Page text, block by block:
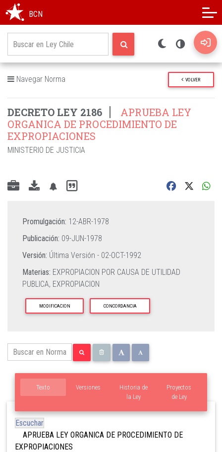
BCN
Navegar Norma VOLVER
DECRETO LEY 2186
APRUEBA LEY
ORGANICA DE PROCEDIMIENTO DE
EXPROPIACIONES
MINISTERIO DE JUSTICIA
Promulgación: 12-ABR-1978
Publicación: 09-JUN-1978
Versión: Última Versión - 02-OCT-1992
Materias: EXPROPIACION POR CAUSA DE UTILIDAD
PUBLICA, EXPROPIACION
MODIFICACION CONCORDANCIA
Texto Versiones
Proyectos
de Ley
Historia de
la Ley
Escuchar
APRUEBA LEY ORGANICA DE PROCEDIMIENTO DE
EXPROPIACIONES